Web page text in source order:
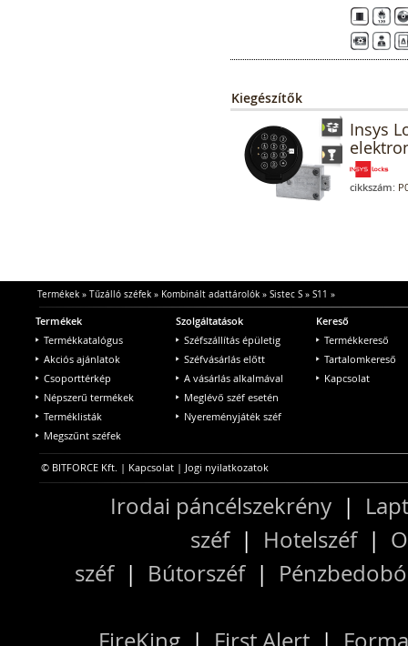
Kiegészítők
Insys
cikkszám:
Termékek» Tűzálló széfek» Kombinált adattárolók» Sistec S» S11 »
Termékek
Termékkatalógus
Akciós ajánlatok
Csoporttérkép
Népszerű termékek
Terméklisták
Megszűnt széfek
Szolgáltatások
Széfszállítás épületig
Széfvásárlás előtt
A vásárlás alkalmával
Meglévő széf esetén
Nyereményjáték széf
Kereső
Termékkereső
Tartalomkereső
Kapcsolat
© BITFORCE Kft. | Kapcsolat | Jogi nyilatkozatok
Irodai páncélszekrény |
széf| Hotelszéf|
széf| Bútorszéf|
FireKing | First Alert |